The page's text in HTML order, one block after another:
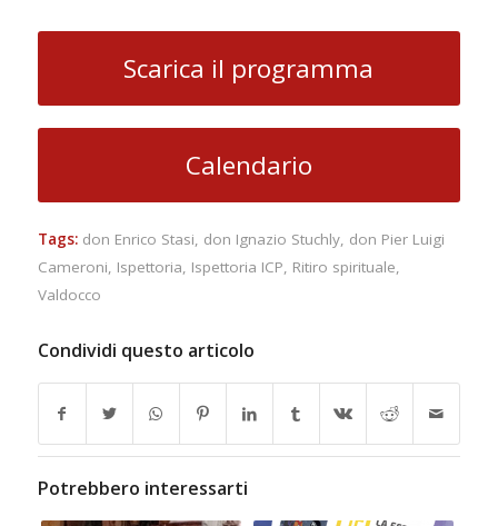
Scarica il programma
Calendario
Tags: don Enrico Stasi, don Ignazio Stuchly, don Pier Luigi
Cameroni, Ispettoria, Ispettoria ICP, Ritiro spirituale,
Valdocco
Condividi questo articolo
Potrebbero interessarti